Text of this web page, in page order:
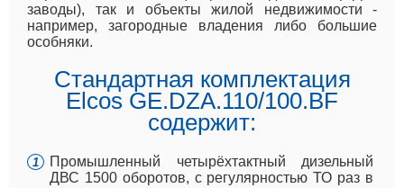
заводы), так и объекты жилой недвижимости -
например, загородные владения либо большие
особняки.
Стандартная комплектация
Elcos GE.DZA.110/100.BF
содержит:
Промышленный четырёхтактный дизельный
ДВС 1500 оборотов, с регулярностью ТО раз в